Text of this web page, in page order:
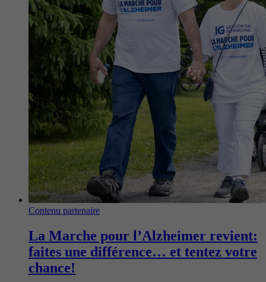
Contenu partenaire
La Marche pour l’Alzheimer revient:
faites une différence… et tentez votre
chance!